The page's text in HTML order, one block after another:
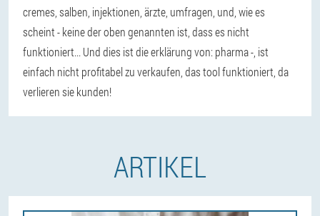
cremes, salben, injektionen, ärzte, umfragen, und, wie es
scheint - keine der oben genannten ist, dass es nicht
funktioniert... Und dies ist die erklärung von: pharma -, ist
einfach nicht profitabel zu verkaufen, das tool funktioniert, da
verlieren sie kunden!
ARTIKEL